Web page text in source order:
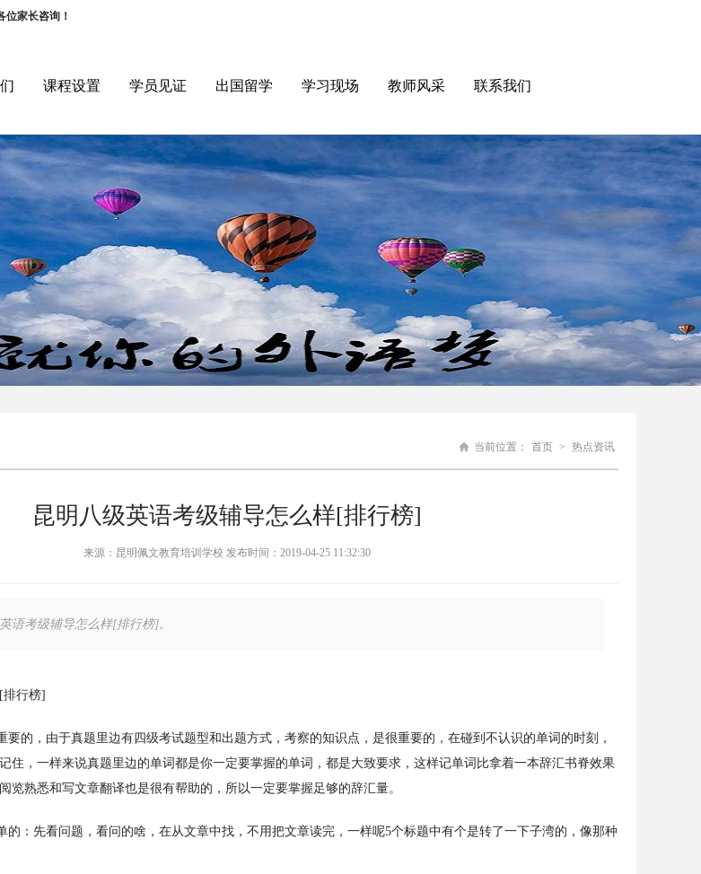
家长咨询！
课程设置 学员见证 出国留学 学习现场 教师风采 联系我们
当前位置： 首页 > 热点资讯
昆明八级英语考级辅导怎么样[排行榜]
来源：昆明佩文教育培训学校 发布时间：2019-04-25 11:32:30
语考级辅导怎么样[排行榜]。
排行榜]
的，由于真题里边有四级考试题型和出题方式，考察的知识点，是很重要的，在碰到不认识的单词的时刻，
住，一样来说真题里边的单词都是你一定要掌握的单词，都是大致要求，这样记单词比拿着一本辞汇书脊效果
览熟悉和写文章翻译也是很有帮助的，所以一定要掌握足够的辞汇量。
：先看问题，看问的啥，在从文章中找，不用把文章读完，一样呢5个标题中有个是转了一下子湾的，像那种